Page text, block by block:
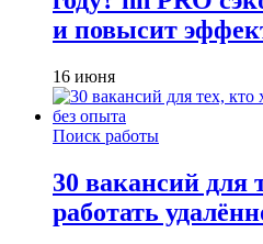
и повысит
16 июня
Поиск работы
30 вакансий для
работать